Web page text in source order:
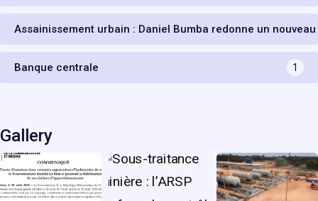
Assainissement urbain : Daniel Bumba redonne un
Banque centrale 1
Gallery